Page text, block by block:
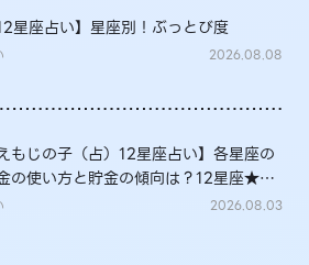
12星座占い】星座別！ぶっとび度
2026.08.08
えもじの子（占）12星座占い】各星座の
の使い方と貯金の傾向は？12星座★徹
2026.08.03